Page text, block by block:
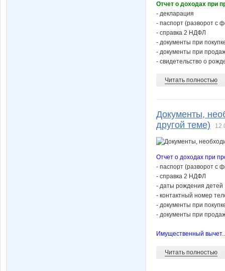
Отчет о доходах при
- декларация
- паспорт (разворот с
- справка 2 НДФЛ
- документы при
- документы при
- свидетельство о
Читать полностью
Документы,
другой теме)
Отчет о доходах при
- паспорт (разворот с
- справка 2 НДФЛ
- даты рождения детей
- контактный номер
- документы при
- документы при
Имущественный вычет
Читать полностью